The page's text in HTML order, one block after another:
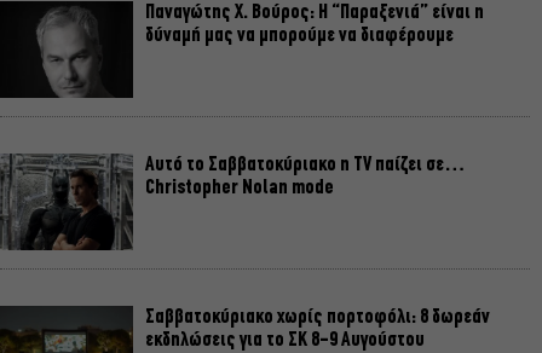
Παναγώτης Χ. Βούρος: Η “Παραξενιά” είναι η
δύναμή μας να μπορούμε να διαφέρουμε
Αυτό το Σαββατοκύριακο η TV παίζει σε…
Christopher Nolan mode
Σαββατοκύριακο χωρίς πορτοφόλι: 8 δωρεάν
εκδηλώσεις για το ΣΚ 8-9 Αυγούστου